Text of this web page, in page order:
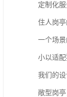
定制化
住人岗
一个场
小以适配
我们的
敞型岗